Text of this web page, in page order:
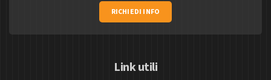
RICHIEDI INFO
Link utili